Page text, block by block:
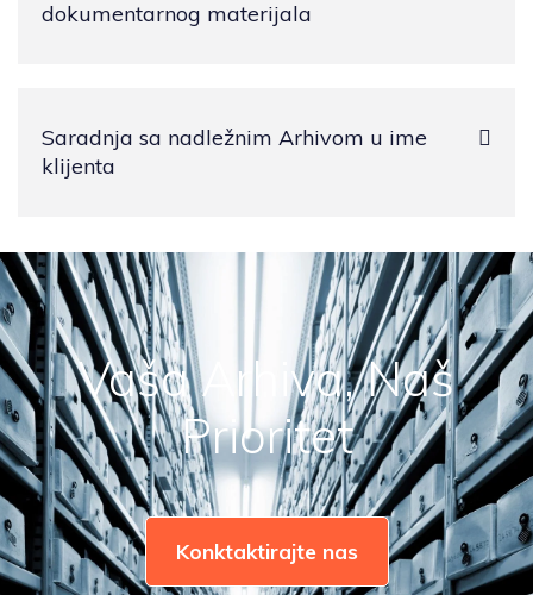
dokumentarnog materijala
Saradnja sa nadležnim Arhivom u ime
klijenta
Vaša Arhiva, Naš
Prioritet
Konktaktirajte nas